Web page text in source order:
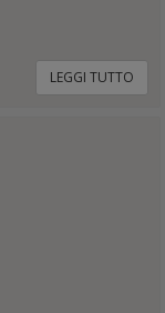
LEGGI TUTTO